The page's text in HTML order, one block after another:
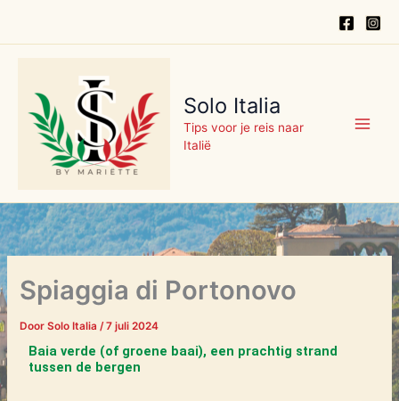
Solo Italia
Tips voor je reis naar
Italië
Spiaggia di Portonovo
DoorSolo Italia/7 juli 2024
Baia verde (of groene baai), een prachtig strand
tussen de bergen